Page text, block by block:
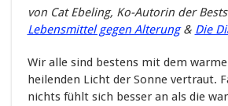
von Cat Ebeling, Ko-Autorin der
Lebensmittel gegen Alterung& Die
Wir alle sind bestens mit dem
heilenden Licht der Sonne vertraut.
nichts fühlt sich besser an als die